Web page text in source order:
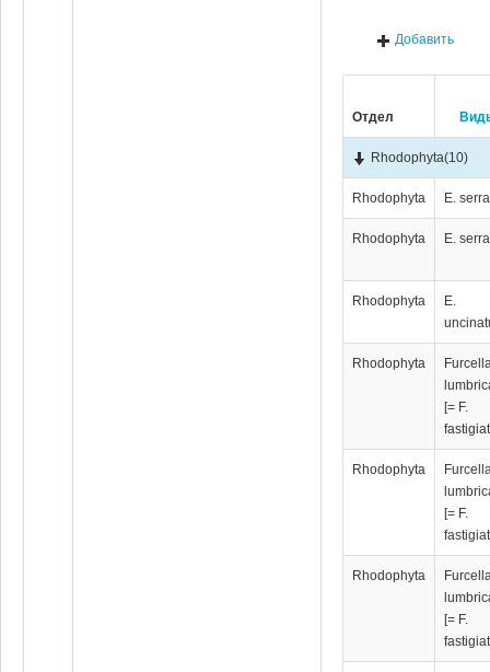
Добавить
Отдел
Rhodophyta(10)
Rhodophyta E. serra
Rhodophyta E. serra
Rhodophyta
E.
Rhodophyta
[= F.
Rhodophyta
[= F.
Rhodophyta
[= F.